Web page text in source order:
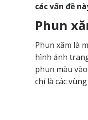
các vấn đề
Phun
Phun xăm là
hình ảnh
phun màu
chí là các